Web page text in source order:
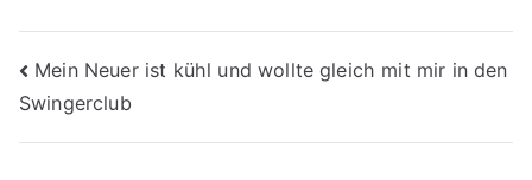
Beitragsnavigation
Mein Neuer ist kühl und wollte gleich mit mir in den
Swingerclub